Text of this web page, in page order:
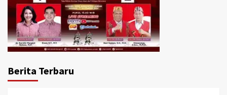
Berita Terbaru